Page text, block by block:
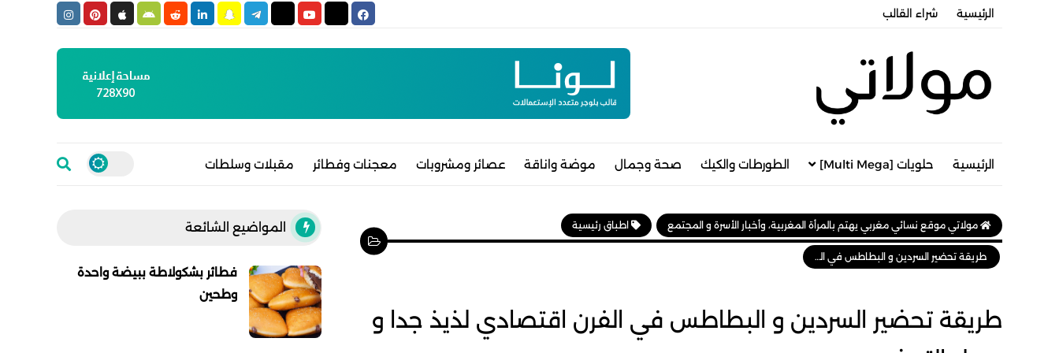
الرئيسية شراء القالب
الرئيسية حلويات [Multi Mega] الطورطات والكيك صحة وجمال موضة واناقة عصائر ومشروبات معجنات وفطائر مقبلات وسلطات
مولاتي موقع نسائي مغربي يهتم بالمرأة المغربية، وأخبار الأسرة و المجتمع اطباق رئيسية
طريقة تحضير السردين و البطاطس في الفرن اقتصادي لذيذ جدا و سهل التحضير
طريقة تحضير السردين و البطاطس في الفرن اقتصادي لذيذ جدا و
المواضيع الشائعة
فطائر بشكولاطة ببيضة واحدة
وطحين